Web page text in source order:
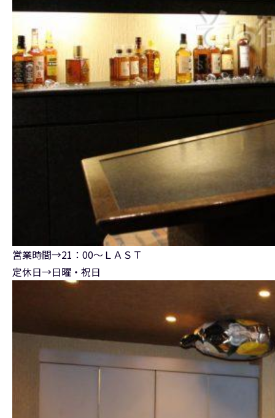
営業時間→21：00～ＬＡＳＴ
定休日→日曜・祝日